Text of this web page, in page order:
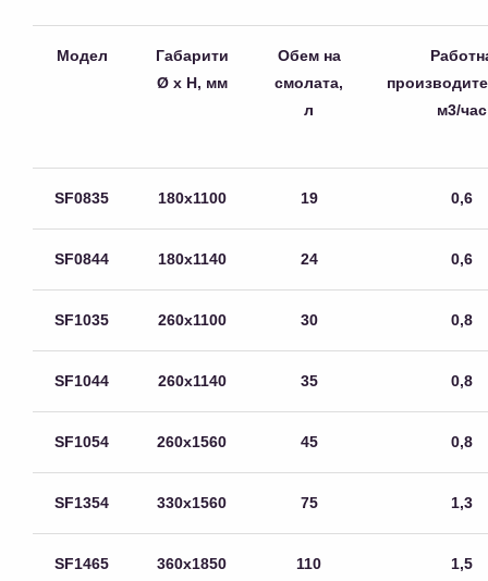
Модел
Габарити
Ø х Н, мм
Обем на
смолата,
л
м3/час
SF0835 180х1100 19 0,6
SF0844 180х1140 24 0,6
SF1035 260х1100 30 0,8
SF1044 260х1140 35 0,8
SF1054 260х1560 45 0,8
SF1354 330х1560 75 1,3
SF1465 360х1850 110 1,5